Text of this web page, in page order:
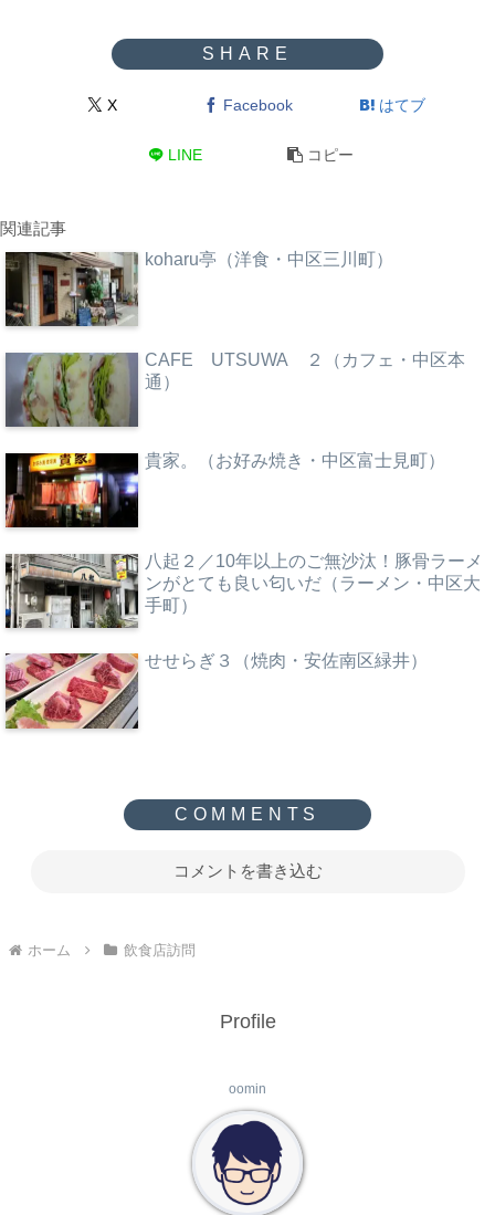
X Facebook はてブ
LINE コピー
関連記事
koharu亭（洋食・中区三川町）
CAFE UTSUWA ２（カフェ・中区本
通）
貴家。（お好み焼き・中区富士見町）
八起２／10年以上のご無沙汰！豚骨ラーメ
ンがとても良い匂いだ（ラーメン・中区大
手町）
せせらぎ３（焼肉・安佐南区緑井）
コメントを書き込む
ホーム 飲食店訪問
Profile
oomin